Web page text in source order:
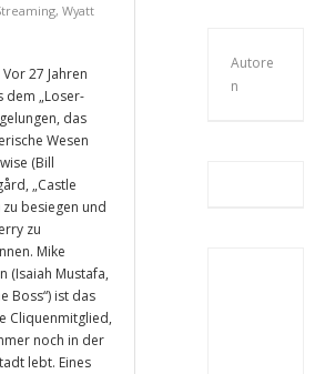
, Wyatt
27 Jahren
dem „Loser-
das
Wesen
(Bill
„Castle
zu besiegen und
zu
Mike
(Isaiah Mustafa,
Boss“) ist das
Cliquenmitglied,
noch in der
lebt. Eines
Autore
n